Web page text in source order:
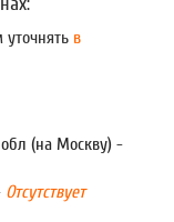
в
(на Москву) -
Отсутствует